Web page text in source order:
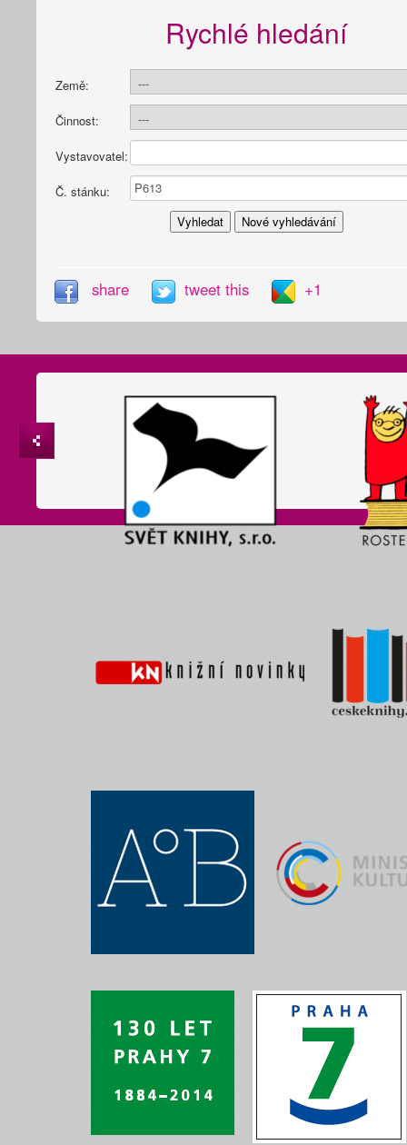
Rychlé hledání
Země:
Činnost:
Vystavovatel:
Č. stánku:
share tweet this +1